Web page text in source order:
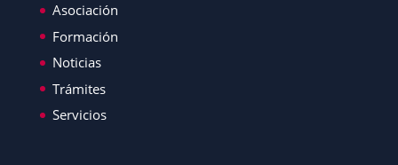
Asociación
Formación
Noticias
Trámites
Servicios